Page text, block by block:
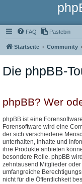
FAQ Pastebin
Startseite Community
Die phpBB-
phpBB? Wer
phpBB ist eine
Forensoftware wird eine
der sich verschiedene
unterhalten, Inhalte und
ihre Produkte anbieten
besondere Rolle. phpBB
zehntausend Mitglieder
umfangreiche
nicht für die Öffentlichkeit